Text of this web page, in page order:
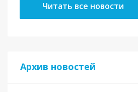
Читать все новости
Архив новостей